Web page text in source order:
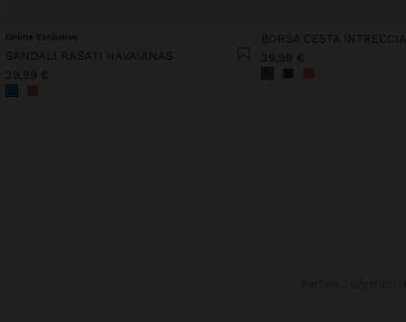
Online Exclusive
SANDALI RASATI HAVAIANAS
29,99 €
39,99 €